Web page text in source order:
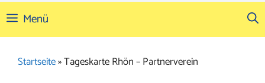
Menü
Startseite»Tageskarte Rhön – Partnerverein